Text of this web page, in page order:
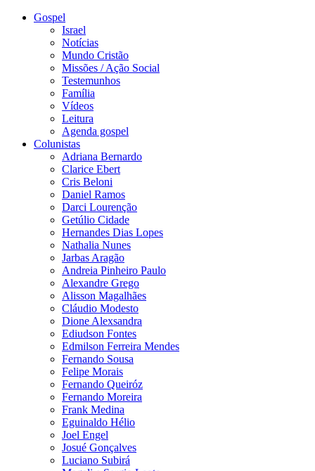
Gospel
Israel
Notícias
Mundo Cristão
Missões / Ação Social
Testemunhos
Família
Vídeos
Leitura
Agenda gospel
Colunistas
Adriana Bernardo
Clarice Ebert
Cris Beloni
Daniel Ramos
Darci Lourenção
Getúlio Cidade
Hernandes Dias Lopes
Nathalia Nunes
Jarbas Aragão
Andreia Pinheiro Paulo
Alexandre Grego
Alisson Magalhães
Cláudio Modesto
Dione Alexsandra
Ediudson Fontes
Edmilson Ferreira Mendes
Fernando Sousa
Felipe Morais
Fernando Queiróz
Fernando Moreira
Frank Medina
Eguinaldo Hélio
Joel Engel
Josué Gonçalves
Luciano Subirá